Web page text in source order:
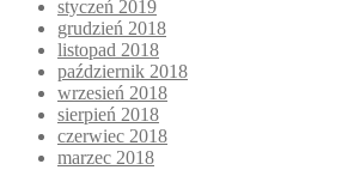
styczeń 2019
grudzień 2018
listopad 2018
październik 2018
wrzesień 2018
sierpień 2018
czerwiec 2018
marzec 2018